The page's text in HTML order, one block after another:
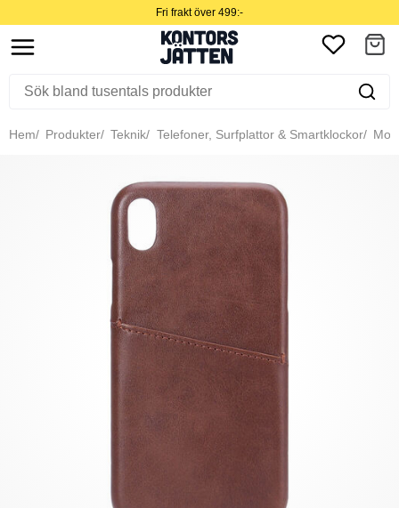
Fri frakt över 499:-
Hem Produkter Teknik Telefoner, Surfplattor & Smartklockor